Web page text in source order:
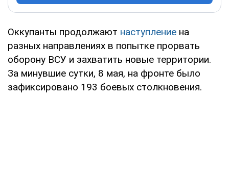
Оккупанты продолжают наступление на
разных направлениях в попытке прорвать
оборону ВСУ и захватить новые территории.
За минувшие сутки, 8 мая, на фронте было
зафиксировано 193 боевых столкновения.